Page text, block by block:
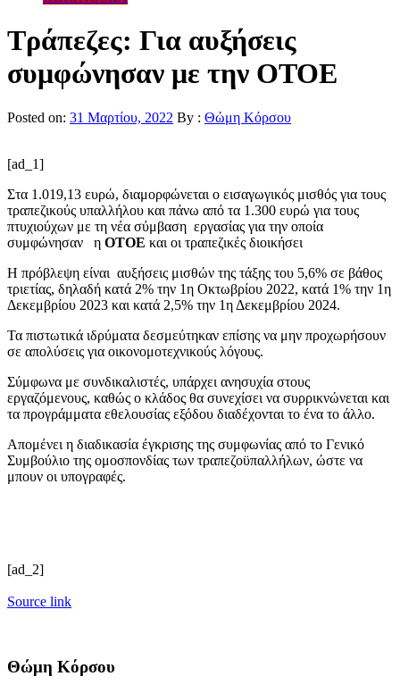
Τράπεζες: Για αυξήσεις
συμφώνησαν με την ΟΤΟΕ
Posted on: 31 Μαρτίου, 2022 By : Θώμη Κόρσου
[ad_1]
Στα 1.019,13 ευρώ, διαμορφώνεται ο εισαγωγικός μισθός για τους
τραπεζικούς υπαλλήλου και πάνω από τα 1.300 ευρώ για τους
πτυχιούχων με τη νέα σύμβαση εργασίας για την οποία
συμφώνησαν η ΟΤΟΕ και οι τραπεζικές διοικήσει
Η πρόβλεψη είναι αυξήσεις μισθών της τάξης του 5,6% σε βάθος
τριετίας, δηλαδή κατά 2% την 1η Οκτωβρίου 2022, κατά 1% την 1η
Δεκεμβρίου 2023 και κατά 2,5% την 1η Δεκεμβρίου 2024.
Τα πιστωτικά ιδρύματα δεσμεύτηκαν επίσης να μην προχωρήσουν
σε απολύσεις για οικονομοτεχνικούς λόγους.
Σύμφωνα με συνδικαλιστές, υπάρχει ανησυχία στους
εργαζόμενους, καθώς ο κλάδος θα συνεχίσει να συρρικνώνεται και
τα προγράμματα εθελουσίας εξόδου διαδέχονται το ένα το άλλο.
Απομένει η διαδικασία έγκρισης της συμφωνίας από το Γενικό
Συμβούλιο της ομοσπονδίας των τραπεζοϋπαλλήλων, ώστε να
μπουν οι υπογραφές.
[ad_2]
Source link
Θώμη Κόρσου